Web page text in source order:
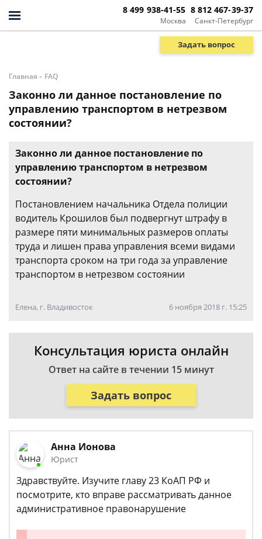
Москва
8 499 938-41-55
Санкт-Петербург
8 812 467-39-37
Задать вопрос
Главная - FAQ
Законно ли данное постановление по
управлению транспортом в нетрезвом
состоянии?
Законно ли данное постановление по
управлению транспортом в нетрезвом
состоянии?
Постановлением начальника Отдела полиции
водитель Крошилов был подвергнут штрафу в
размере пяти минимальных размеров оплаты
труда и лишен права управления всеми видами
транспорта сроком на три года за управление
транспортом в нетрезвом состоянии
Елена, г. Владивосток 6 ноября 2018 г. 15:25
Консультация юриста онлайн
Ответ на сайте в течении 15 минут
Задать вопрос
Анна Ионова
Юрист
Здравствуйте. Изучите главу 23 КоАП РФ и
посмотрите, кто вправе рассматривать данное
административное правонарушение